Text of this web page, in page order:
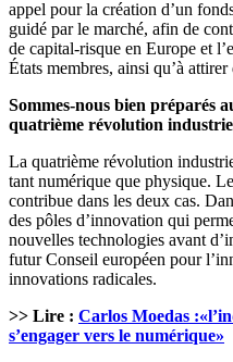
appel pour la création d’un
guidé par le marché, afin de
de capital-risque en Europe et
États membres, ainsi qu’à
Sommes-nous bien préparés
quatrième révolution
La quatrième révolution
tant numérique que physique.
contribue dans les deux cas.
des pôles d’innovation qui
nouvelles technologies avant
futur Conseil européen pour
innovations radicales.
>> Lire : Carlos Moedas
s’engager vers le numérique»